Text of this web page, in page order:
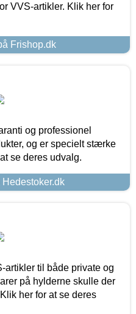
VVS-artikler. Klik her for
Frishop.dk
og professionel
og er specielt stærke
se deres udvalg.
til både private og
på hylderne skulle der
her for at se deres